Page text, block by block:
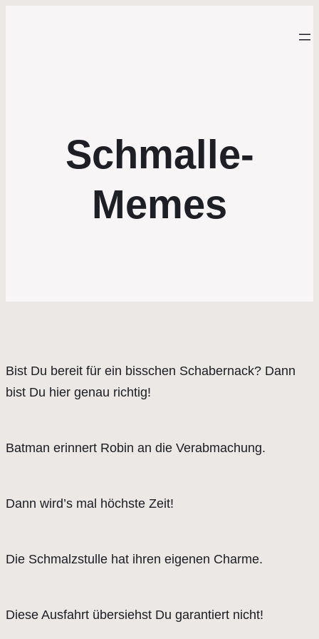
Schmalle-
Memes
Bist Du bereit für ein bisschen Schabernack? Dann
bist Du hier genau richtig!
Batman erinnert Robin an die Verabmachung.
Dann wird’s mal höchste Zeit!
Die Schmalzstulle hat ihren eigenen Charme.
Diese Ausfahrt übersiehst Du garantiert nicht!